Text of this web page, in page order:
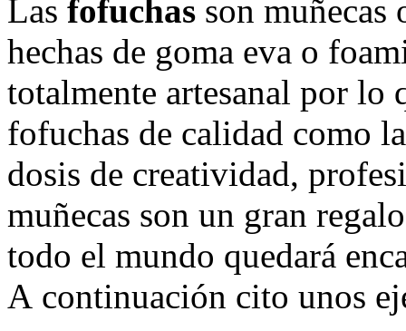
Las fofuchas son muñecas
hechas de goma eva o
totalmente artesanal por lo
fofuchas de calidad como
dosis de creatividad,
muñecas son un gran
todo el mundo quedará
A continuación cito unos